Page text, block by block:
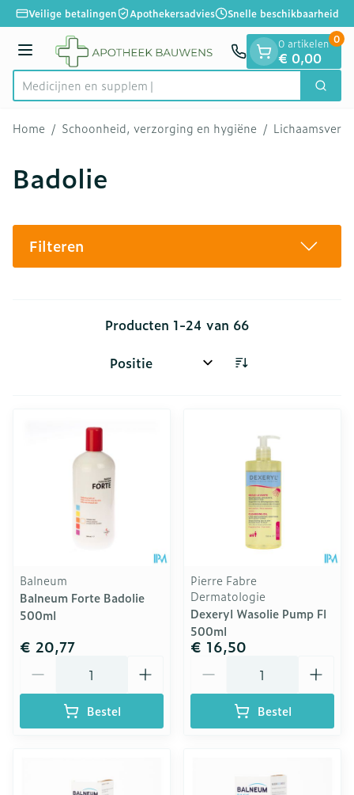
Ga naar de inhoud
1 van 1
Veilige betalingen Apothekersadvies Snelle beschikbaarheid
Menu
Product, merk, categorie...
Me Zoek
0 artikelen
€ 0,00
0
Home / Schoonheid, verzorging en hygiëne /
Badolie
Filteren
Producten 1-24 van 66
Sorteer op:
Balneum
Balneum Forte Badolie
500ml
€ 20,77
Bestel
Pierre Fabre
Dermatologie
Dexeryl Wasolie Pump Fl
500ml
€ 16,50
Bestel